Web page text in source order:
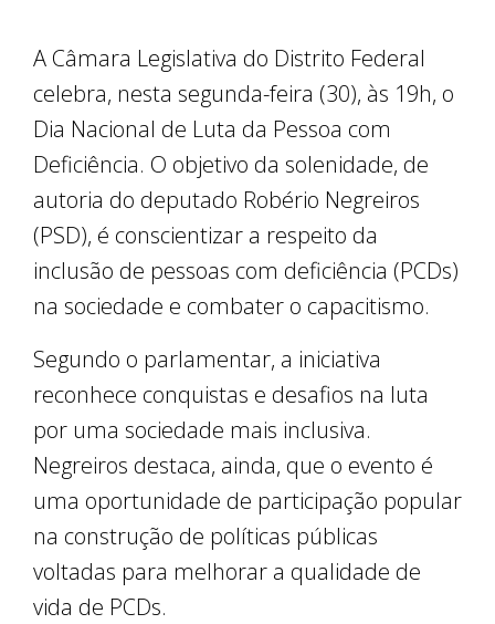
A Câmara Legislativa do Distrito Federal
celebra, nesta segunda-feira (30), às 19h, o
Dia Nacional de Luta da Pessoa com
Deficiência. O objetivo da solenidade, de
autoria do deputado Robério Negreiros
(PSD), é conscientizar a respeito da
inclusão de pessoas com deficiência (PCDs)
na sociedade e combater o capacitismo.
Segundo o parlamentar, a iniciativa
reconhece conquistas e desafios na luta
por uma sociedade mais inclusiva.
Negreiros destaca, ainda, que o evento é
uma oportunidade de participação popular
na construção de políticas públicas
voltadas para melhorar a qualidade de
vida de PCDs.